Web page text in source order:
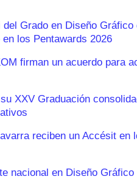
Grado en Diseño
los Pentawards 2026
firman un acuerdo para
XXV Graduación
reciben un Accésit en
nacional en Diseño Gráfico